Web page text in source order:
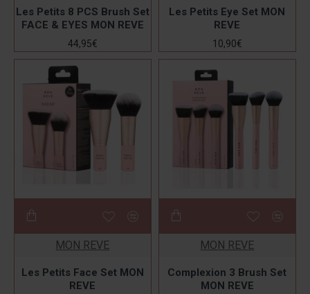
Les Petits 8 PCS Brush Set
FACE & EYES MON REVE
44,95€
Les Petits Eye Set MON
REVE
10,90€
MON REVE
Les Petits Face Set MON
REVE
MON REVE
Complexion 3 Brush Set
MON REVE